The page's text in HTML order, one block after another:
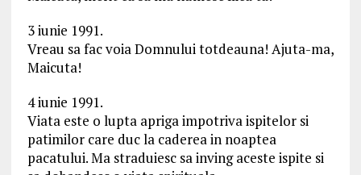
3 iunie 1991.
Vreau sa fac voia Domnului totdeauna! Ajuta-ma,
Maicuta!
4 iunie 1991.
Viata este o lupta apriga impotriva ispitelor si
patimilor care duc la caderea in noaptea
pacatului. Ma straduiesc sa inving aceste ispite si